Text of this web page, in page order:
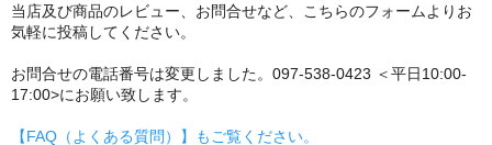
当店及び商品のレビュー、お問合せなど、こちらのフォームよりお
気軽に投稿してください。
お問合せの電話番号は変更しました。097-538-0423 ＜平日10:00-
17:00>にお願い致します。
【FAQ（よくある質問）】もご覧ください。